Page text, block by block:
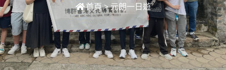
首頁>元朗一日遊